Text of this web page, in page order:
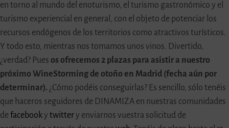
en torno al mundo del enoturismo, el turismo gastronómico y el
turismo experiencial en general, con el objeto de potenciar los
recursos endógenos de los territorios como atractivos turísticos.
Y todo esto, mientras nos tomamos unos vinos. Divertido,
¿verdad? Pues os ofrecemos 2 plazas para asistir a nuestro
próximo WineStorming de otoño en Madrid (fecha aún por
determinar). ¿Cómo podéis conseguirlas? Es sencillo, sólo tenéis
que haceros seguidores de DINAMIZA en nuestras comunidades
defacebooky twittery enviarnos vuestra solicitud de